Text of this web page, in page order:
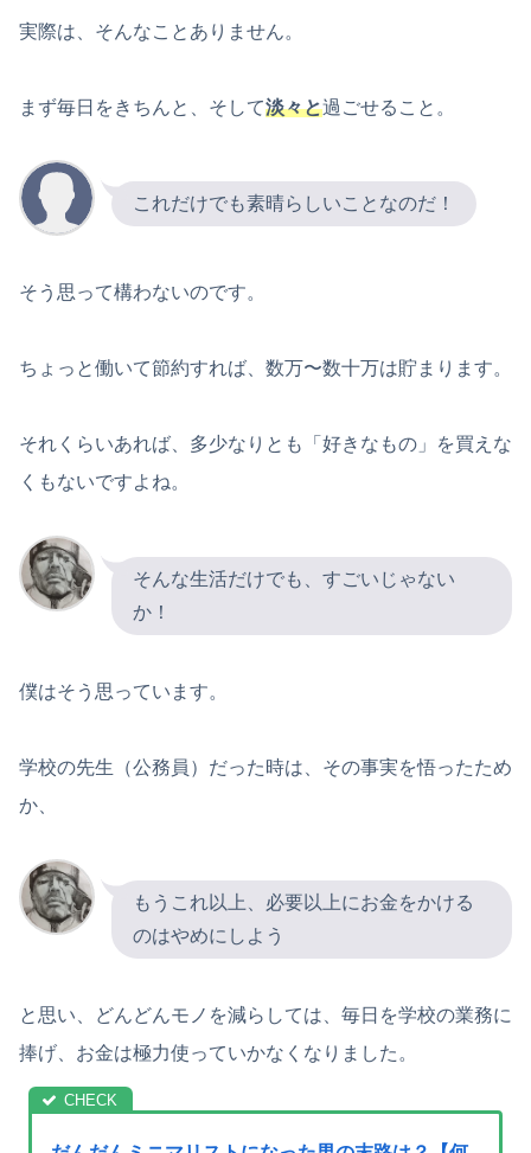
実際は、そんなことありません。
まず毎日をきちんと、そして淡々と過ごせること。
これだけでも素晴らしいことなのだ！
そう思って構わないのです。
ちょっと働いて節約すれば、数万〜数十万は貯まります。
それくらいあれば、多少なりとも「好きなもの」を買えな
くもないですよね。
そんな生活だけでも、すごいじゃない
か！
僕はそう思っています。
学校の先生（公務員）だった時は、その事実を悟ったため
か、
もうこれ以上、必要以上にお金をかける
のはやめにしよう
と思い、どんどんモノを減らしては、毎日を学校の業務に
捧げ、お金は極力使っていかなくなりました。